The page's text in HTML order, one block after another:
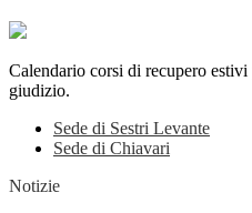
Calendario corsi di recupero
giudizio.
Sede di Sestri Levante
Sede di Chiavari
Notizie